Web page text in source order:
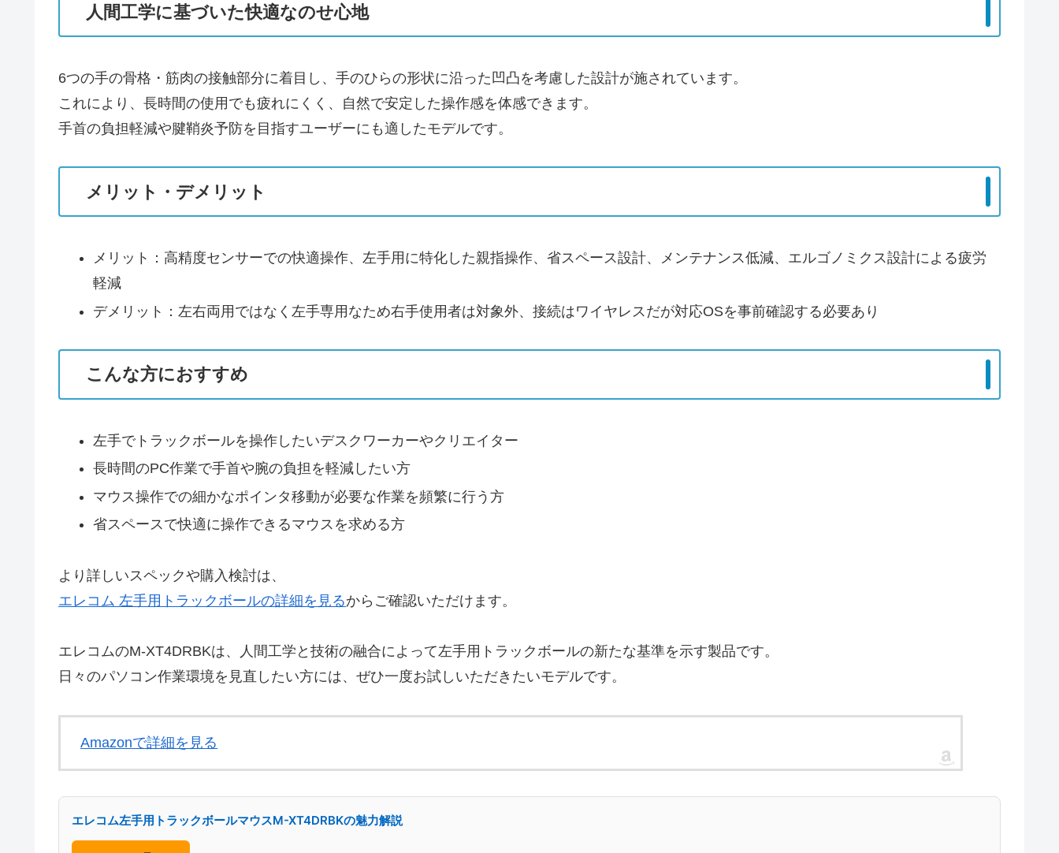
人間工学に基づいた快適なのせ心地
6つの手の骨格・筋肉の接触部分に着目し、手のひらの形状に沿った凹凸を考慮した設計が施されています。
これにより、長時間の使用でも疲れにくく、自然で安定した操作感を体感できます。
手首の負担軽減や腱鞘炎予防を目指すユーザーにも適したモデルです。
メリット・デメリット
メリット：高精度センサーでの快適操作、左手用に特化した親指操作、省スペース設計、メンテナンス低減、エルゴノミクス設計による疲労
軽減
デメリット：左右両用ではなく左手専用なため右手使用者は対象外、接続はワイヤレスだが対応OSを事前確認する必要あり
こんな方におすすめ
左手でトラックボールを操作したいデスクワーカーやクリエイター
長時間のPC作業で手首や腕の負担を軽減したい方
マウス操作での細かなポインタ移動が必要な作業を頻繁に行う方
省スペースで快適に操作できるマウスを求める方
より詳しいスペックや購入検討は、
エレコム 左手用トラックボールの詳細を見るからご確認いただけます。
エレコムのM-XT4DRBKは、人間工学と技術の融合によって左手用トラックボールの新たな基準を示す製品です。
日々のパソコン作業環境を見直したい方には、ぜひ一度お試しいただきたいモデルです。
Amazonで詳細を見る
エレコム左手用トラックボールマウスM-XT4DRBKの魅力解説